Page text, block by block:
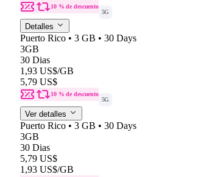
10 % de descuento
5G
Detalles
Puerto Rico • 3 GB • 30 Days
3GB
30 Dias
1,93 US$/GB
5,79 US$
10 % de descuento
5G
Ver detalles
Puerto Rico • 3 GB • 30 Days
3GB
30 Dias
5,79 US$
1,93 US$/GB